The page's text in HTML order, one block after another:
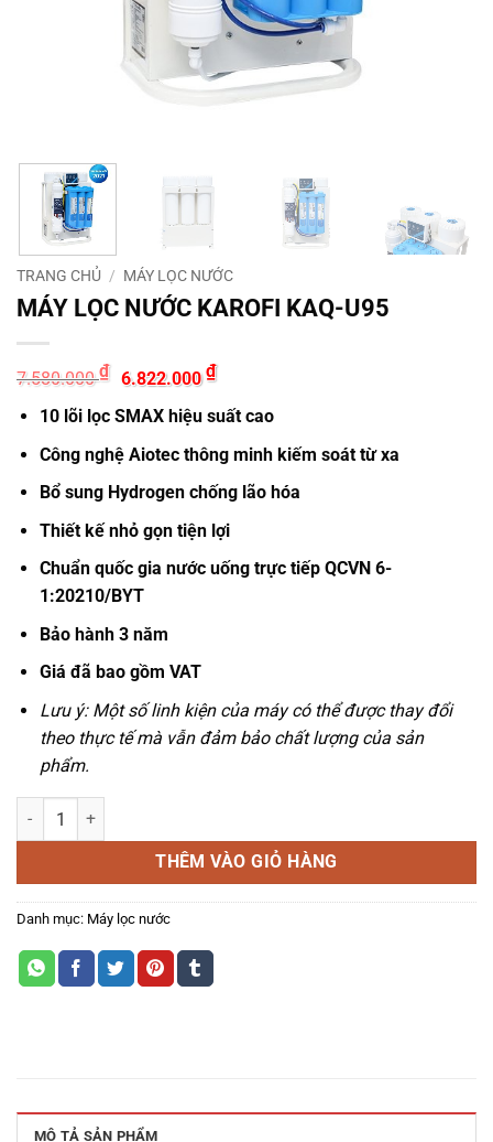
TRANG CHỦ / MÁY LỌC NƯỚC
MÁY LỌC NƯỚC KAROFI KAQ-U95
7.580.000₫
Giá
gốc
là:
7.580.000 ₫.
6.822.000₫Giá
hiện
tại
là:
10 lõi lọc SMAX hiệu suất cao
Công nghệ Aiotec thông minh kiếm soát từ xa
Bổ sung Hydrogen chống lão hóa
Thiết kế nhỏ gọn tiện lợi
Chuẩn quốc gia nước uống trực tiếp QCVN 6-
1:20210/BYT
Bảo hành 3 năm
Giá đã bao gồm VAT
Lưu ý: Một số linh kiện của máy có thể được thay đổi
theo thực tế mà vẫn đảm bảo chất lượng của sản
phẩm.
MÁY LỌC NƯỚC KAROFI KAQ-U95 số lượng
THÊM VÀO GIỎ HÀNG
Danh mục: Máy lọc nước
MÔ TẢ SẢN PHẨM